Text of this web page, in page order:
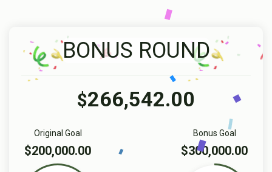
BONUS ROUND
$266,542.00
Bonus Goal
$300,000.00
Original Goal
$200,000.00